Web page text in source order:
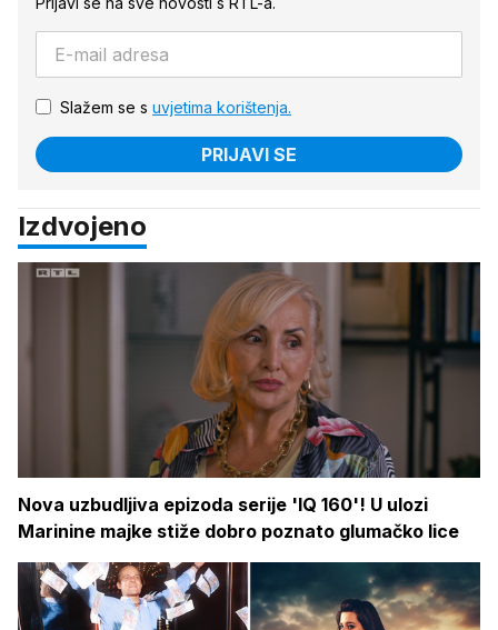
Slažem se s uvjetima korištenja.
PRIJAVI SE
Izdvojeno
Nova uzbudljiva epizoda serije 'IQ 160'! U ulozi
Marinine majke stiže dobro poznato glumačko lice